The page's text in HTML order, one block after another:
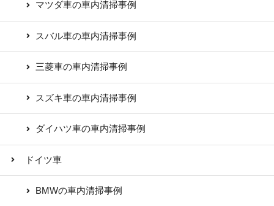
マツダ車の車内清掃事例
スバル車の車内清掃事例
三菱車の車内清掃事例
スズキ車の車内清掃事例
ダイハツ車の車内清掃事例
ドイツ車
BMWの車内清掃事例